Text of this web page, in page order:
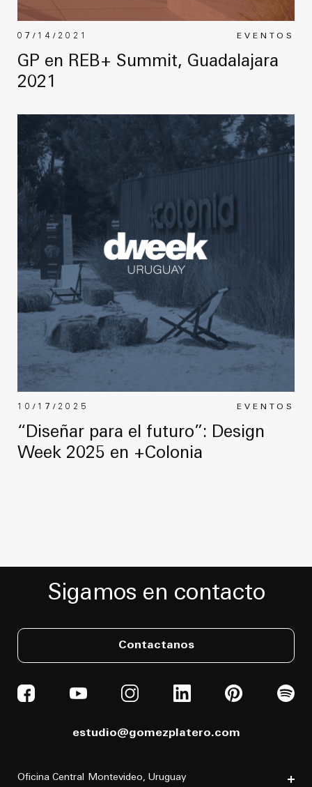
EVENTOS
07/14/2021
GP en REB+ Summit, Guadalajara
2021
EVENTOS
10/17/2025
“Diseñar para el futuro”: Design
Week 2025 en +Colonia
Sigamos en contacto
Contactanos
Oficina Central Montevideo, Uruguay
estudio@gomezplatero.com